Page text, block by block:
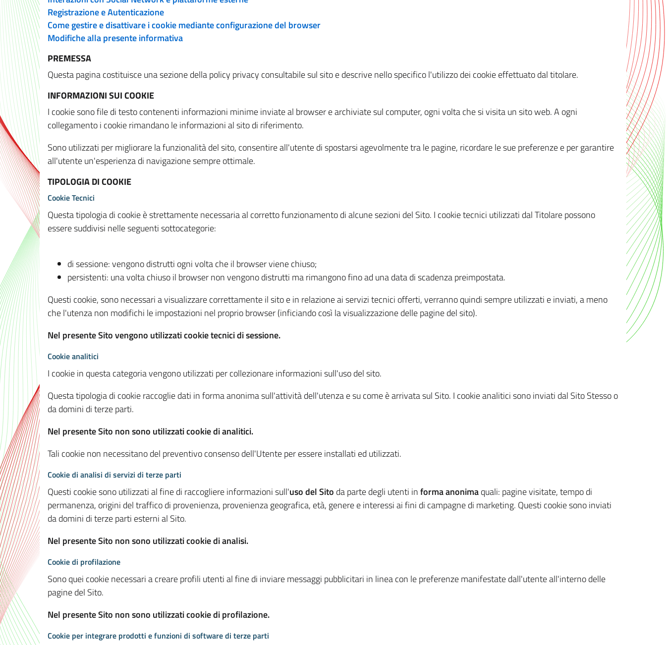
Registrazione e Autenticazione
Come gestire e disattivare i cookie mediante configurazione del browser
Modifiche alla presente informativa
PREMESSA
Questa pagina costituisce una sezione della policy privacy consultabile sul sito e descrive nello specifico l'utilizzo dei cookie effettuato dal titolare.
INFORMAZIONI SUI COOKIE
I cookie sono file di testo contenenti informazioni minime inviate al browser e archiviate sul computer, ogni volta che si visita un sito web. A ogni
collegamento i cookie rimandano le informazioni al sito di riferimento.
Sono utilizzati per migliorare la funzionalità del sito, consentire all'utente di spostarsi agevolmente tra le pagine, ricordare le sue preferenze e per garantire
all'utente un'esperienza di navigazione sempre ottimale.
TIPOLOGIA DI COOKIE
Cookie Tecnici
Questa tipologia di cookie è strettamente necessaria al corretto funzionamento di alcune sezioni del Sito. I cookie tecnici utilizzati dal Titolare possono
essere suddivisi nelle seguenti sottocategorie:
di sessione: vengono distrutti ogni volta che il browser viene chiuso;
persistenti: una volta chiuso il browser non vengono distrutti ma rimangono fino ad una data di scadenza preimpostata.
Questi cookie, sono necessari a visualizzare correttamente il sito e in relazione ai servizi tecnici offerti, verranno quindi sempre utilizzati e inviati, a meno
che l'utenza non modifichi le impostazioni nel proprio browser (inficiando così la visualizzazione delle pagine del sito).
Nel presente Sito vengono utilizzati cookie tecnici di sessione.
Cookie analitici
I cookie in questa categoria vengono utilizzati per collezionare informazioni sull'uso del sito.
Questa tipologia di cookie raccoglie dati in forma anonima sull'attività dell'utenza e su come è arrivata sul Sito. I cookie analitici sono inviati dal Sito Stesso o
da domini di terze parti.
Nel presente Sito non sono utilizzati cookie di analitici.
Tali cookie non necessitano del preventivo consenso dell'Utente per essere installati ed utilizzati.
Cookie di analisi di servizi di terze parti
Questi cookie sono utilizzati al fine di raccogliere informazioni sull'uso del Sito da parte degli utenti informa anonimaquali: pagine visitate, tempo di
permanenza, origini del traffico di provenienza, provenienza geografica, età, genere e interessi ai fini di campagne di marketing. Questi cookie sono inviati
da domini di terze parti esterni al Sito.
Nel presente Sito non sono utilizzati cookie di analisi.
Cookie di profilazione
Sono quei cookie necessari a creare profili utenti al fine di inviare messaggi pubblicitari in linea con le preferenze manifestate dall'utente all'interno delle
pagine del Sito.
Nel presente Sito non sono utilizzati cookie di profilazione.
Cookie per integrare prodotti e funzioni di software di terze parti